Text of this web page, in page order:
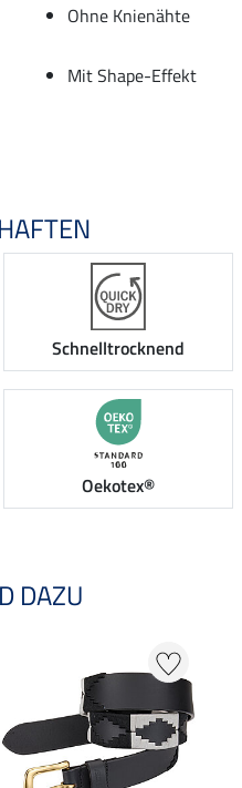
Ohne Knienähte
Mit Shape-Effekt
Schnelltrocknend
Oekotex®
DAZU